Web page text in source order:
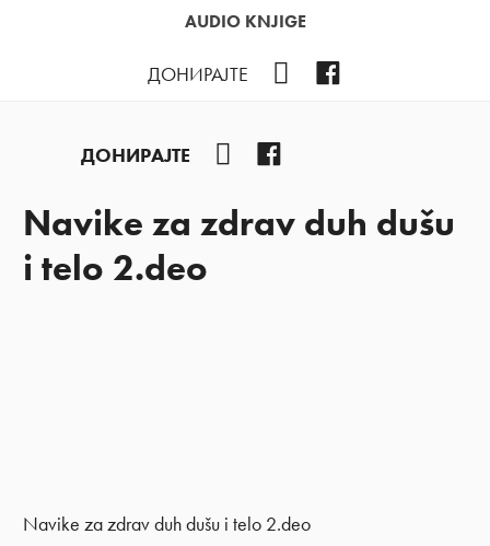
AUDIO KNJIGE
ДОНИРАЈТЕ YouTube
ДОНИРАЈТЕ YouTube
Navike za zdrav duh dušu
i telo 2.deo
Navike za zdrav duh dušu i telo 2.deo